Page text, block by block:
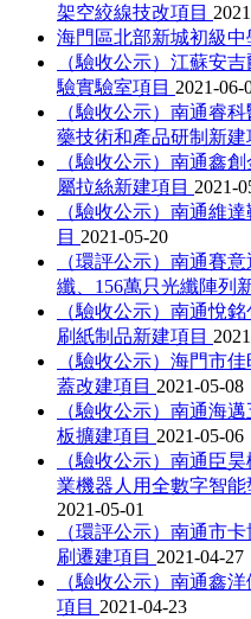
架空絞線技改項目
海門區北部新城初級中
（驗收公示）江蘇安
驗實驗室項目 2021-06-
（驗收公示）南通睿
藥技術和產品研制新建
（驗收公示）南通鑫
屬拉絲新建項目 2021-
（驗收公示）南通維
目 2021-05-20
（環評公示）南通賽
纖、156萬只光纖陣列
（驗收公示）南通悅
刷紙制品新建項目
（驗收公示）海門市
蓋改建項目 2021-05-08
（驗收公示）南通海
板擴建項目 2021-05-06
（驗收公示）南通臣
業機器人用全數字智
2021-05-01
（環評公示）南通市
刷遷建項目 2021-04-27
（驗收公示）南通鑫
項目 2021-04-23